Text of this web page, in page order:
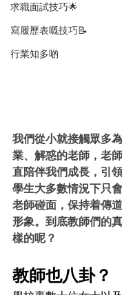
求職面試技巧🌟
寫履歷表嘅技巧📝
行業知多啲
我們從小就接觸眾多
業、解惑的老師，老
直陪伴我們成長，引
學生大多數情況下只
老師碰面，保持着傳
形象。到底教師們的
樣的呢？
教師也八卦？